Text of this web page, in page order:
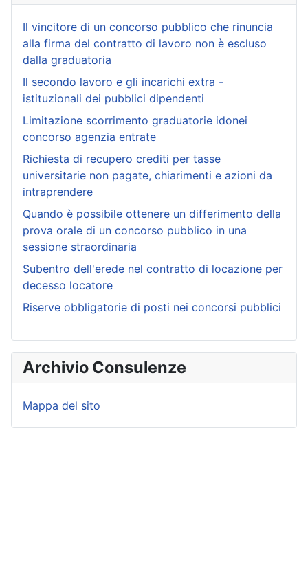
Il vincitore di un concorso pubblico che rinuncia
alla firma del contratto di lavoro non è escluso
dalla graduatoria
Il secondo lavoro e gli incarichi extra -
istituzionali dei pubblici dipendenti
Limitazione scorrimento graduatorie idonei
concorso agenzia entrate
Richiesta di recupero crediti per tasse
universitarie non pagate, chiarimenti e azioni da
intraprendere
Quando è possibile ottenere un differimento della
prova orale di un concorso pubblico in una
sessione straordinaria
Subentro dell'erede nel contratto di locazione per
decesso locatore
Riserve obbligatorie di posti nei concorsi pubblici
Archivio Consulenze
Mappa del sito